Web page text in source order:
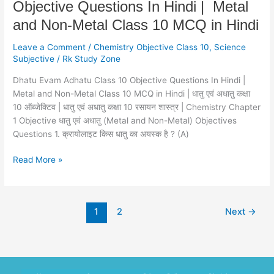
Objective Questions In Hindi | Metal
and Non-Metal Class 10 MCQ in Hindi
Leave a Comment /Chemistry Objective Class 10, Science
Subjective / Rk Study Zone
Dhatu Evam Adhatu Class 10 Objective Questions In Hindi |
Metal and Non-Metal Class 10 MCQ in Hindi | धातु एवं अधातु कक्षा
10 ऑब्जेक्टिव | धातु एवं अधातु कक्षा 10 रसायन शास्त्र | Chemistry Chapter
1 Objective धातु एवं अधातु (Metal and Non-Metal) Objectives
Questions 1. क्रायोलाइट किस धातु का अयस्क है ? (A)
Metal
10
MCQ
in
Read More »
1 2 Next →